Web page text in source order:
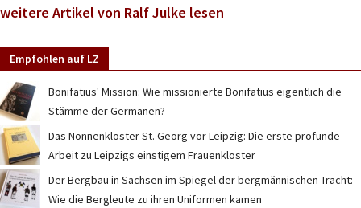
weitere Artikel von Ralf Julke lesen
Empfohlen auf LZ
Bonifatius' Mission: Wie missionierte Bonifatius eigentlich die
Stämme der Germanen?
Das Nonnenkloster St. Georg vor Leipzig: Die erste profunde
Arbeit zu Leipzigs einstigem Frauenkloster
Der Bergbau in Sachsen im Spiegel der bergmännischen Tracht:
Wie die Bergleute zu ihren Uniformen kamen